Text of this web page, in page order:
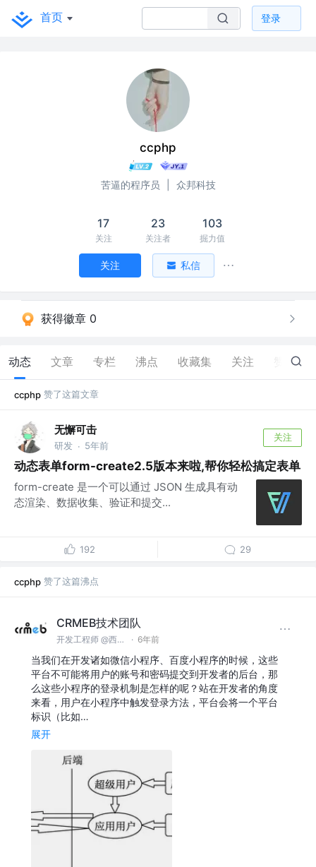
首页 登录
ccphp
苦逼的程序员 众邦科技
17
关注
23
关注者
103
掘力值
关注 私信
获得徽章 0
动态 文章 专栏 沸点 收藏集 关注 25
ccphp 赞了这篇文章
无懈可击
研发 · 5年前
关注
动态表单form-create2.5版本来啦,帮你轻松搞定表单
form-create 是一个可以通过 JSON 生成具有动
态渲染、数据收集、验证和提交...
192 29
ccphp 赞了这篇沸点
CRMEB技术团队
开发工程师 @西安众邦网络科技有限公司 · 6年前
当我们在开发诸如微信小程序、百度小程序的时候，这些
平台不可能将用户的账号和密码提交到开发者的后台，那
么这些小程序的登录机制是怎样的呢？站在开发者的角度
来看，用户在小程序中触发登录方法，平台会将一个平台
标识（比如…
展开